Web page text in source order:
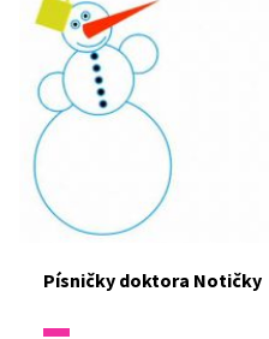
Písničky doktora Notičky